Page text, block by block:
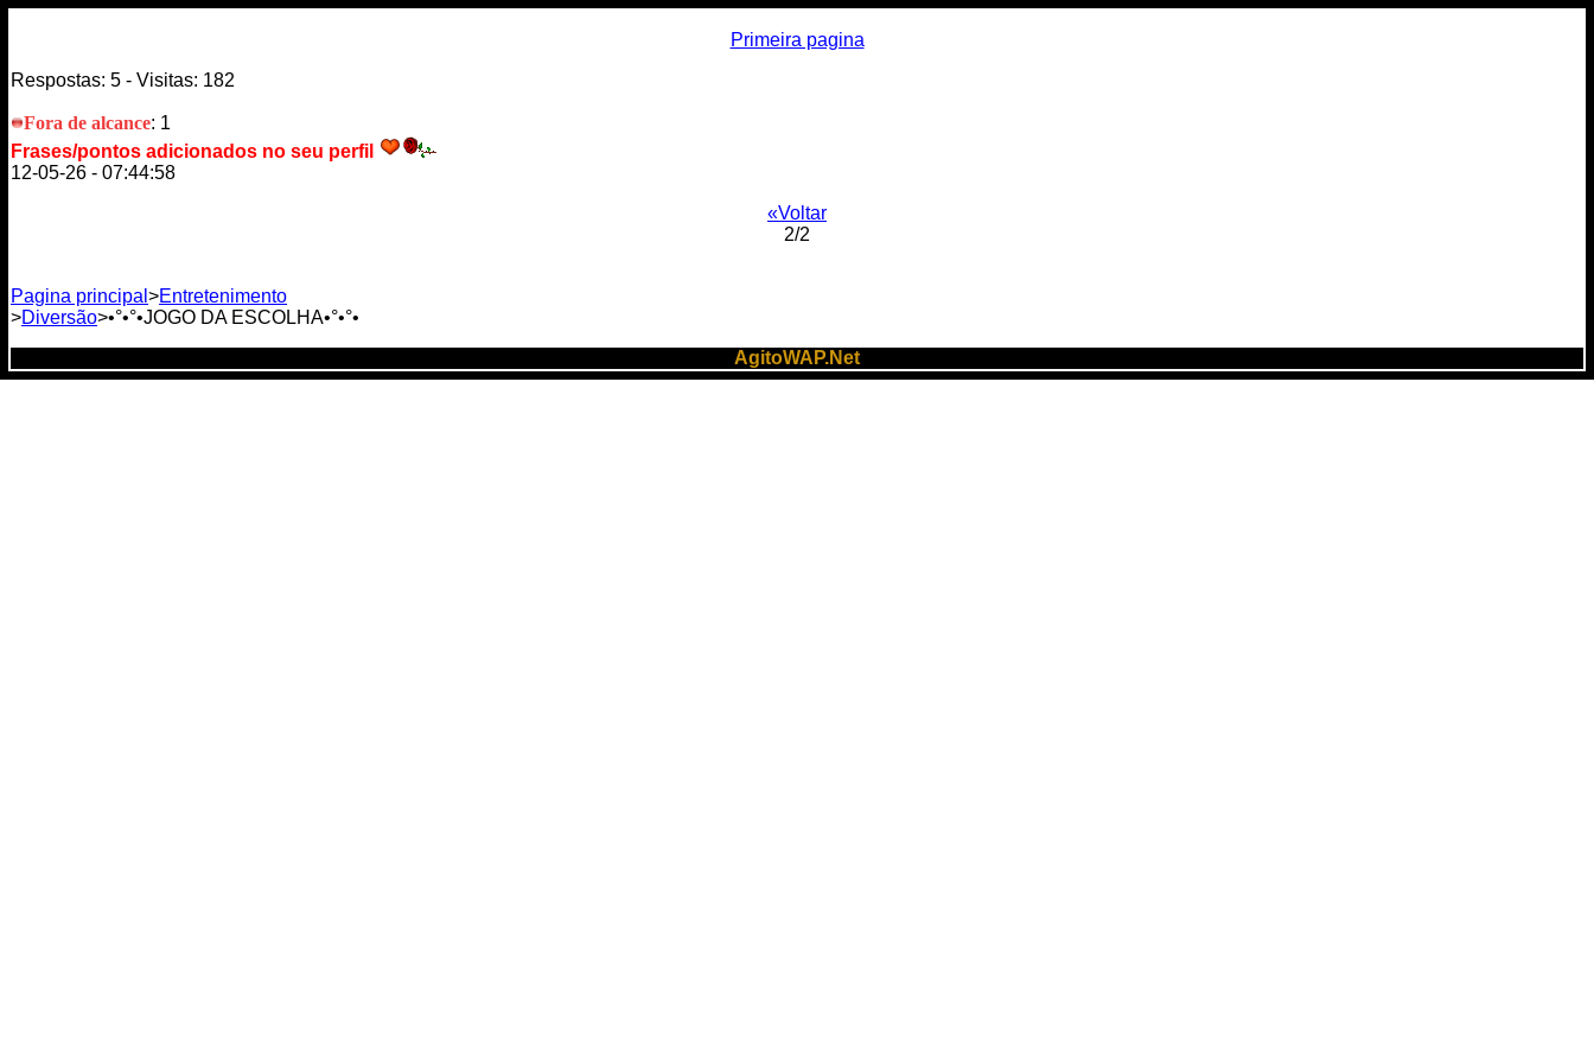
Primeira pagina
Respostas: 5 - Visitas: 182
Fora de alcance: 1
Frases/pontos adicionados no seu perfil
12-05-26 - 07:44:58
«Voltar
2/2
Pagina principal >Entretenimento
>Diversão>•°•°•JOGO DA ESCOLHA•°•°•
AgitoWAP.Net